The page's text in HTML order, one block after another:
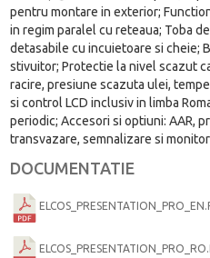
pentru montare in exterior;
in regim paralel cu reteaua; Toba
detasabile cu incuietoare si cheie;
stivuitor; Protectie la nivel scazut
racire, presiune scazuta ulei,
si control LCD inclusiv in limba
periodic; Accesori si optiuni: AAR,
transvazare, semnalizare si
DOCUMENTATIE